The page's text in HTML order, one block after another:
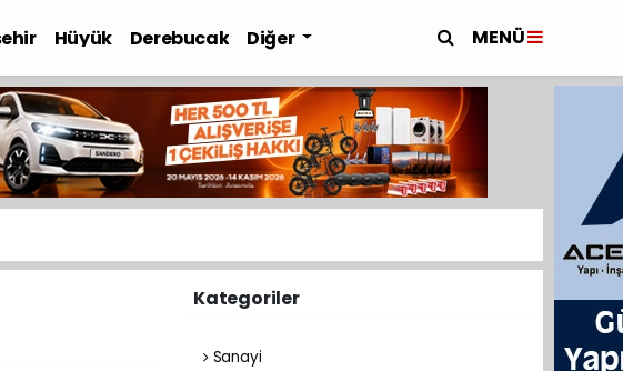
Hüyük Derebucak Diğer MENÜ
Kategoriler
Sanayi